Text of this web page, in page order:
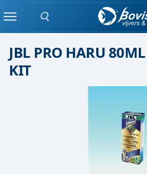
Zoeken
MenuLijm / kit
JBL PRO HARU
KIT